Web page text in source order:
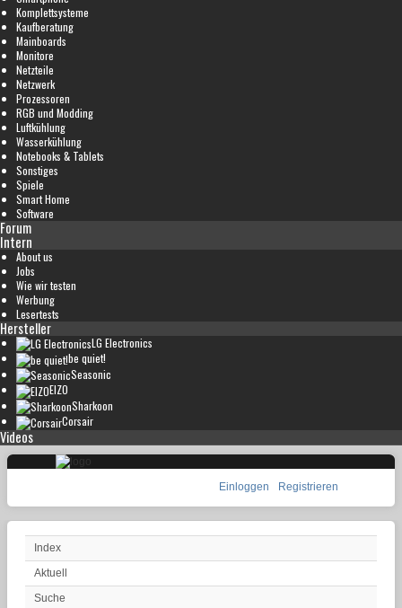
Komplettsysteme
Kaufberatung
Mainboards
Monitore
Netzteile
Netzwerk
Prozessoren
RGB und Modding
Luftkühlung
Wasserkühlung
Notebooks & Tablets
Sonstiges
Spiele
Smart Home
Software
Forum
Intern
About us
Jobs
Wie wir testen
Werbung
Lesertests
Hersteller
LG Electronics
be quiet!
Seasonic
EIZO
Sharkoon
Corsair
Videos
Einloggen Registrieren
Index
Aktuell
Suche